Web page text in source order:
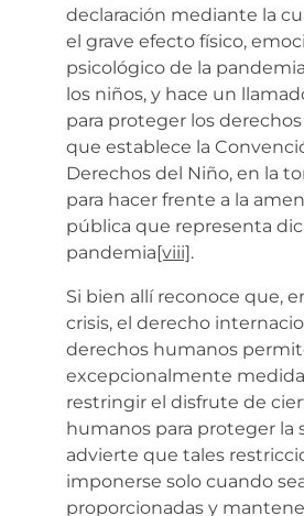
declaración mediante la
el grave efecto físico,
psicológico de la
los niños, y hace un
para proteger los
que establece la
Derechos del Niño, en la
para hacer frente a la
pública que representa
pandemia[viii].
Si bien allí reconoce que,
crisis, el derecho
derechos humanos
excepcionalmente
restringir el disfrute de
humanos para proteger la
advierte que tales
imponerse solo cuando
proporcionadas y